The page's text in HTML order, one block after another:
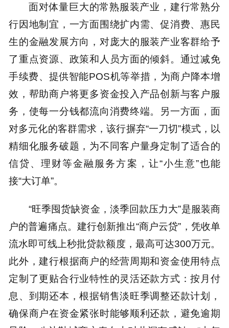
面对体量巨大的常熟服装产业，建行常熟分
行因地制宜，一方面围绕扩内需、促消费、惠民
生的金融发展方向，对庞大的服装产业客群给予
了重点资源、政策和人员方面的倾斜。通过减免
手续费、提供智能POS机等举措，为商户降本增
效，帮助商户将更多资金投入产品创新与客户服
务，使每一分钱都流向消费终端。另一方面，面
对多元化的客群需求，该行摒弃“一刀切”模式，以
精细化服务破题，为不同客户量身定制了适合的
信贷、理财等金融服务方案，让“小生意”也能
接“大订单”。
“旺季囤货缺资金，淡季回款压力大”是服装商
户的普遍痛点。建行创新推出“商户云贷”，凭收单
流水即可线上秒批贷款额度，最高可达300万元。
此外，建行根据商户的经营周期和资金使用特点
定制了更贴合行业特性的灵活还款方式：按月付
息、到期还本，根据销售淡旺季调整还款计划，
确保商户在资金紧张时能够顺利还款，避免逾期